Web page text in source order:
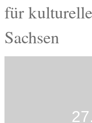
Termine
Kostenlos
für
Sachsen